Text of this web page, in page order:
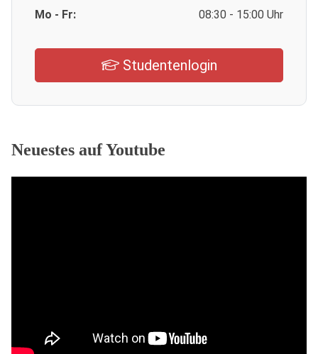
Mo - Fr: 08:30 - 15:00 Uhr
Studentenlogin
Neuestes auf Youtube